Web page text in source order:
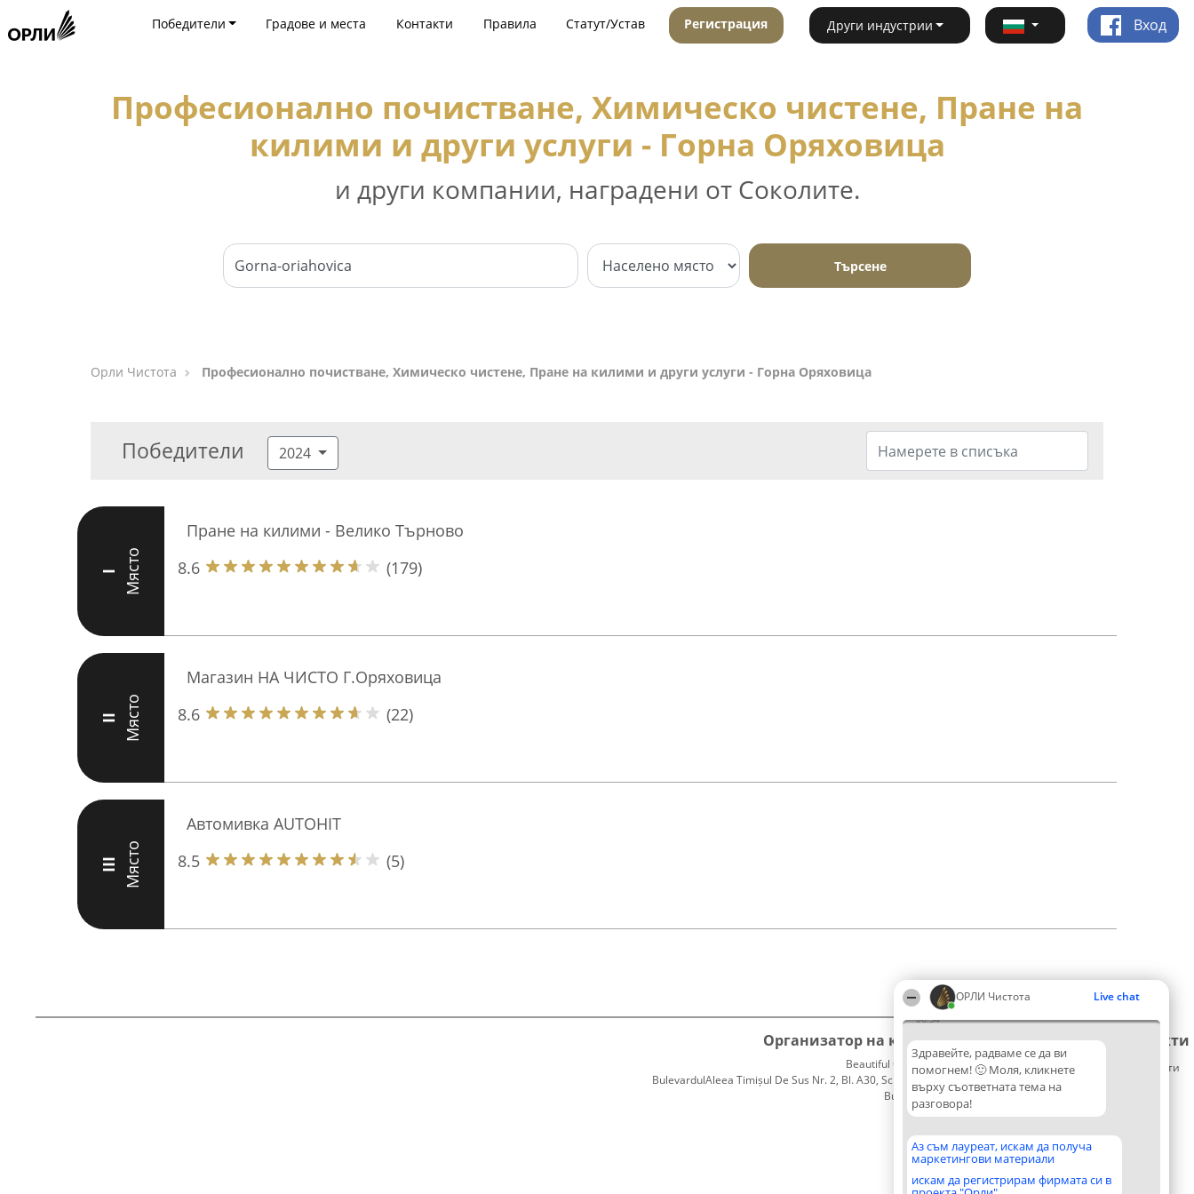
ОРЛИ Чистота Live chat
06:34
Здравейте, радваме се да ви
помогнем! 🙂 Моля, кликнете
върху съответната тема на
разговора!
Аз съм лауреат, искам да получа
маркетингови материали
искам да регистрирам фирмата си в
Победители Градове и места Контакти Правила Статут/Устав Регистрация Други индустрии Вход
Професионално почистване, Химическо чистене, Пране на
килими и други услуги - Горна Оряховица
и други компании, наградени от Соколите.
Търсене
Орли Чистота Професионално почистване, Химическо чистене, Пране на килими и други услуги - Горна Оряховица
Победители 2024
I Място
Пране на килими - Велико Търново
8.6
(179)
II Място
Магазин НА ЧИСТО Г.Оряховица
8.6
(22)
III Място
Автомивка AUTOHIT
8.5
(5)
Организатор на класиране
Beautiful Company S.R.L.
BulevardulAleea Timișul De Sus Nr. 2, Bl. A30, Sc. A, Et. 4, Ap. 13
București 53-238
CUI 36737675
Класация
Победители
Списък
на
Правила
Статут/
Устав
Контакти
Контакти